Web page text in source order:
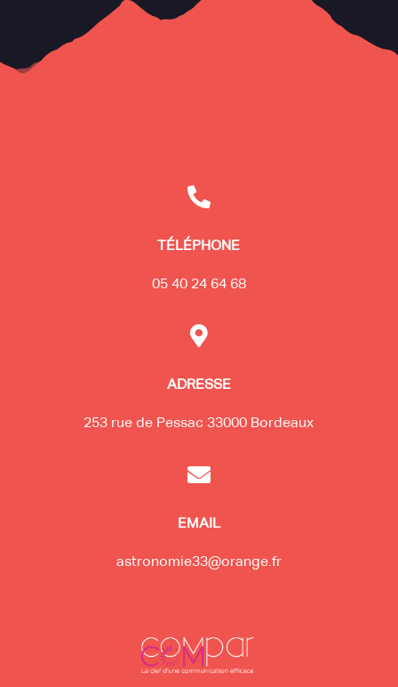

TÉLÉPHONE
05 40 24 64 68

ADRESSE
253 rue de Pessac 33000 Bordeaux

EMAIL
astronomie33@orange.fr